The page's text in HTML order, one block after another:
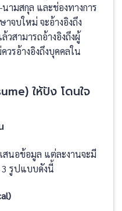
ามสกุล และช่องทางการ
จบใหม่ จะอ้างอิงถึง
วสามารถอ้างอิงถึงผู้
รอ้างอิงถึงบุคคลใน
ให้ปัง โดนใจ
สนอข้อมูล แต่ละงานจะมี
รูปแบบดังนี้